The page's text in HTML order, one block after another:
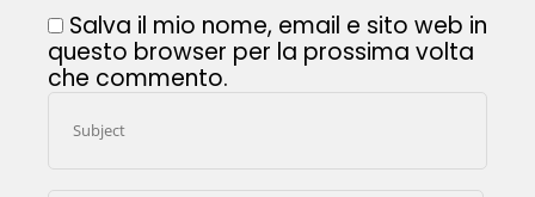
Salva il mio nome, email e sito web in
questo browser per la prossima volta
che commento.